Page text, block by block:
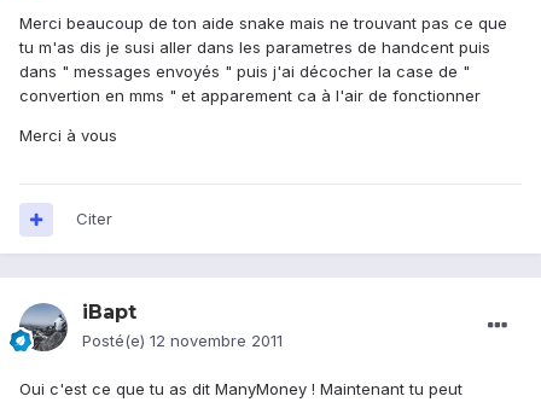
Merci beaucoup de ton aide snake mais ne trouvant pas ce que
tu m'as dis je susi aller dans les parametres de handcent puis
dans " messages envoyés " puis j'ai décocher la case de "
convertion en mms " et apparement ca à l'air de fonctionner
Merci à vous
Citer
iBapt
Posté(e) 12 novembre 2011
Oui c'est ce que tu as dit ManyMoney ! Maintenant tu peut